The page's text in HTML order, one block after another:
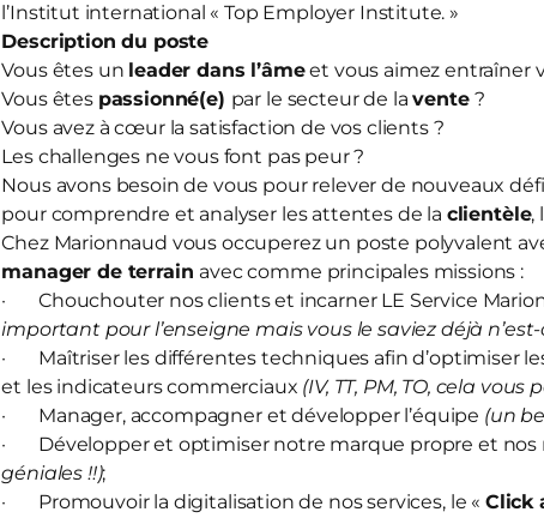
l’Institut international « Top Employer Institute. »
Description du poste
Vous êtes un leader dans l’âmeet vous aimez entraîner
Vous êtes passionné(e) par le secteur de lavente?
Vous avez à cœur la satisfaction de vos clients ?
Les challenges ne vous font pas peur ?
Nous avons besoin de vous pour relever de nouveaux
pour comprendre et analyser les attentes de la clientèle,
Chez Marionnaud vous occuperez un poste polyvalent
manager de terrain avec comme principales missions :
· Chouchouter nos clients et incarner LE Service
important pour l’enseigne mais vous le saviez déjà n’est-
· Maîtriser les différentes techniques afin d’optimiser
et les indicateurs commerciaux (IV, TT, PM, TO, cela vous
· Manager, accompagner et développer l’équipe (un
· Développer et optimiser notre marque propre et nos
géniales !!);
· Promouvoir la digitalisation de nos services, le « Click